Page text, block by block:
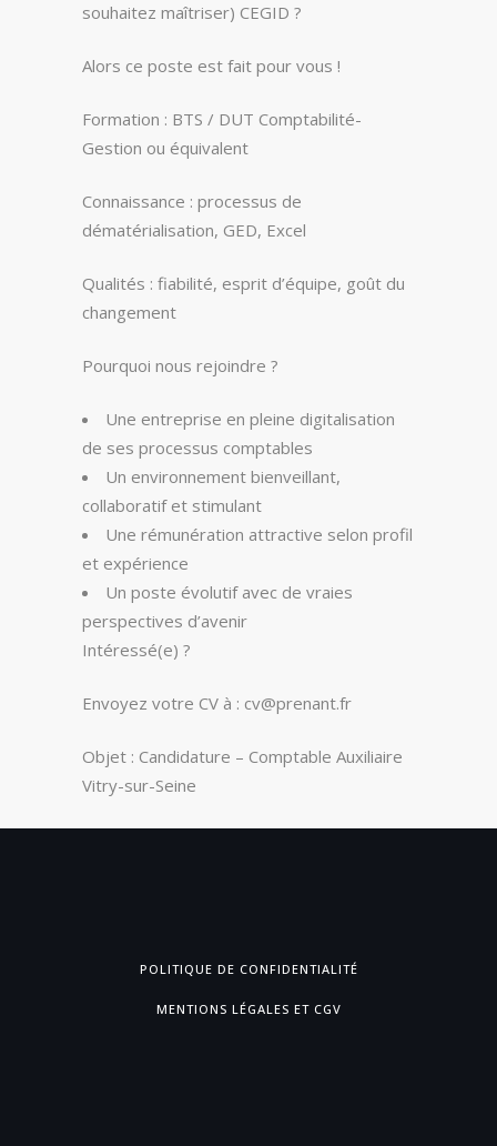
souhaitez maîtriser) CEGID ?
Alors ce poste est fait pour vous !
Formation : BTS / DUT Comptabilité-
Gestion ou équivalent
Connaissance : processus de
dématérialisation, GED, Excel
Qualités : fiabilité, esprit d’équipe, goût du
changement
Pourquoi nous rejoindre ?
Une entreprise en pleine digitalisation
de ses processus comptables
Un environnement bienveillant,
collaboratif et stimulant
Une rémunération attractive selon profil
et expérience
Un poste évolutif avec de vraies
perspectives d’avenir
Intéressé(e) ?
Envoyez votre CV à : cv@prenant.fr
Objet : Candidature – Comptable Auxiliaire
Vitry-sur-Seine
POLITIQUE DE CONFIDENTIALITÉ
MENTIONS LÉGALES ET CGV